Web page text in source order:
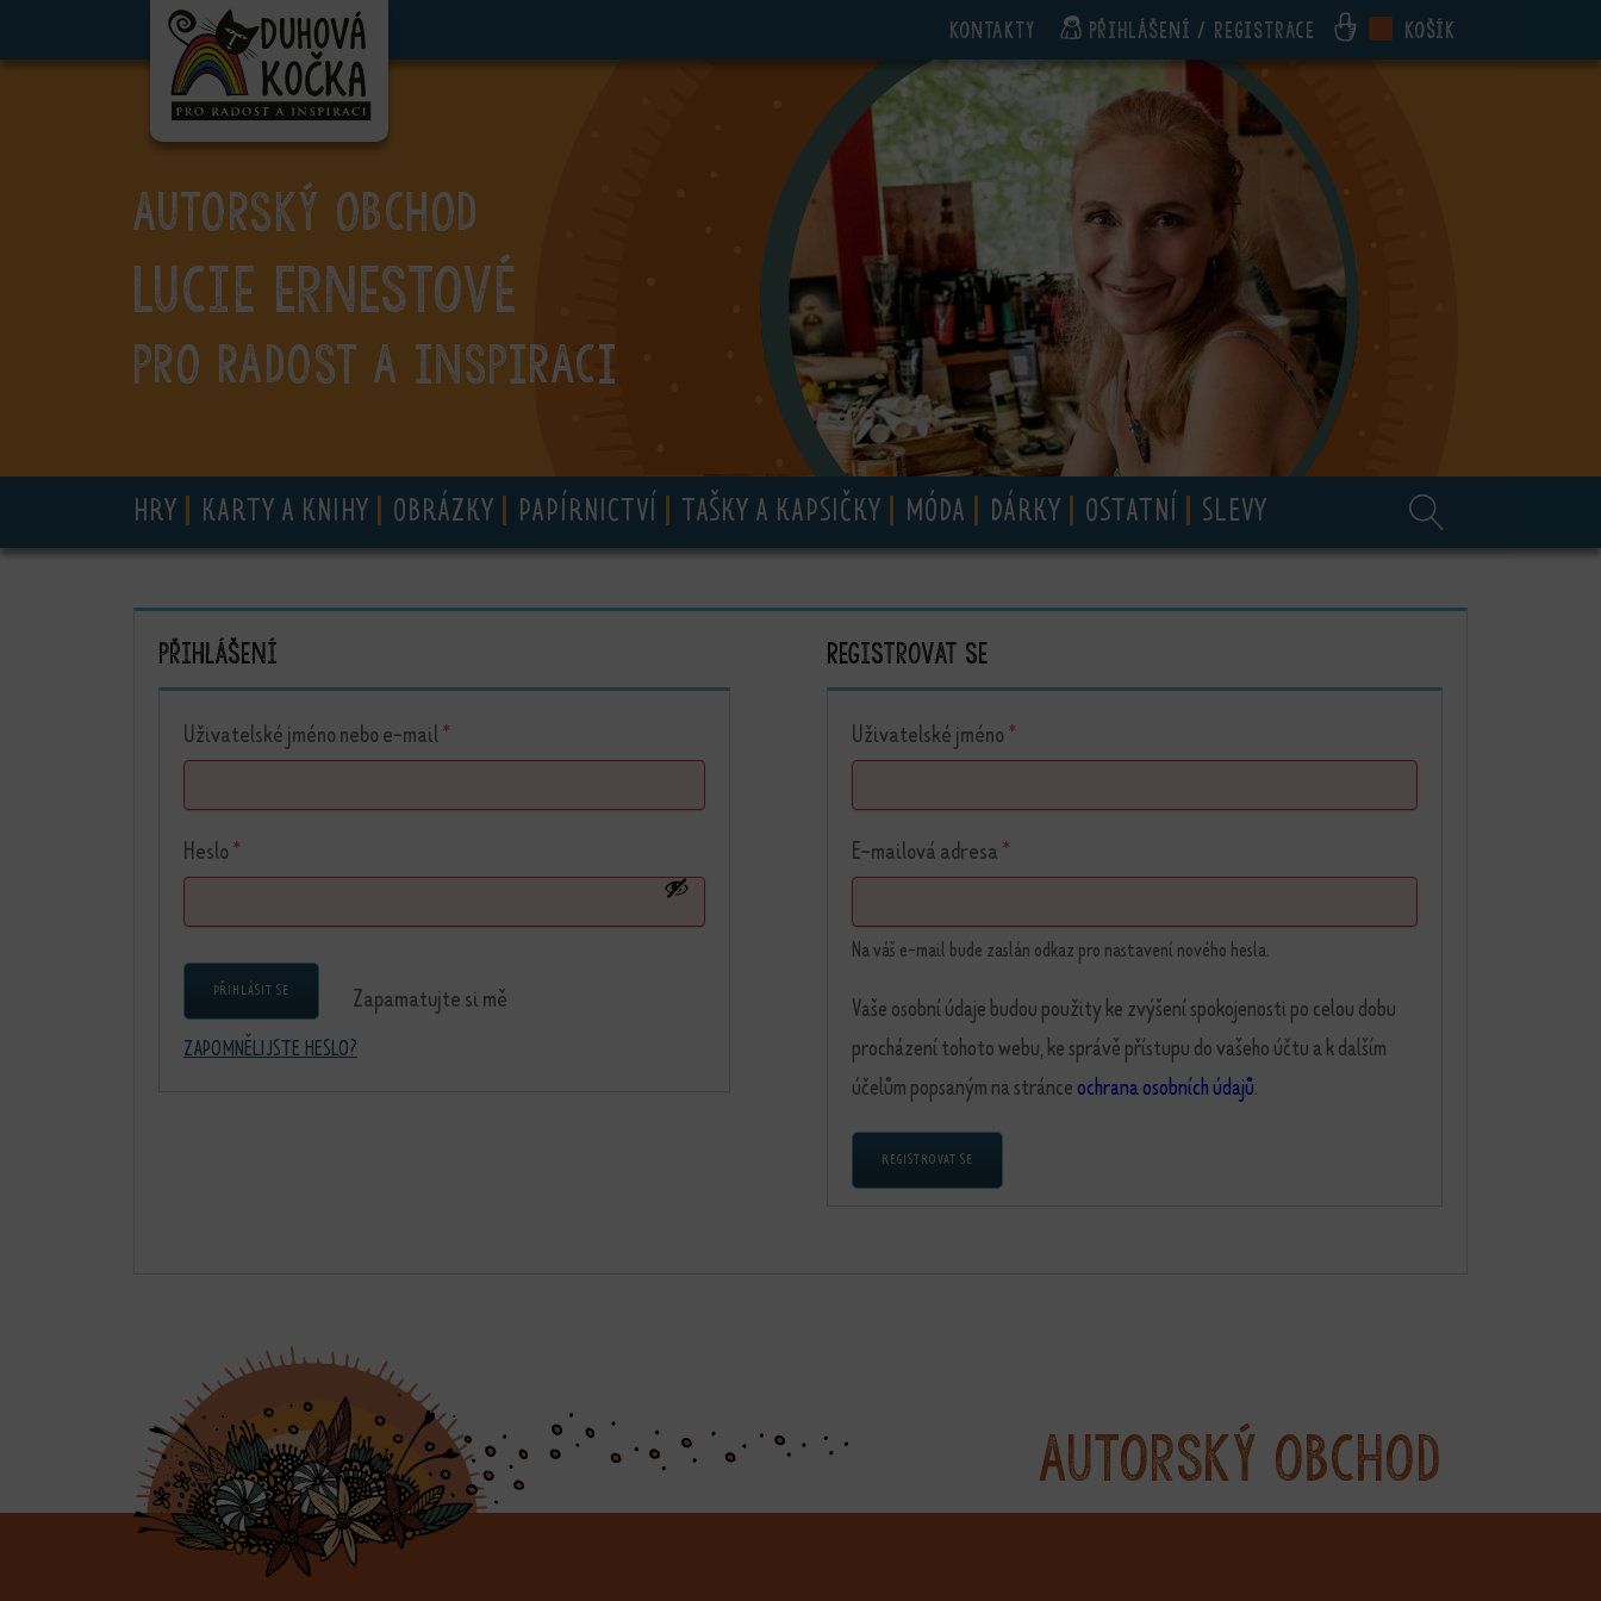
Kontakty Přihlášení / registrace Košík
AUTORSKÝ OBCHOD
Lucie Ernestové
PRO RADOST A INSPIRACI
HRY KARTY A KNIHY OBRÁZKY PAPÍRNICTVÍ TAŠKY A KAPSIČKY MÓDA DÁRKY OSTATNÍ SLEVY
Přihlášení
Uživatelské jméno nebo e-mail*
Heslo*
Zapamatujte si mě
PŘIHLÁSIT SE
ZAPOMNĚLI JSTE HESLO?
Registrovat se
Uživatelské jméno*Povinné
E-mailová adresa*Povinné
Na váš e-mail bude zaslán odkaz pro nastavení nového hesla.
Vaše osobní údaje budou použity ke zvýšení spokojenosti po celou dobu
procházení tohoto webu, ke správě přístupu do vašeho účtu a k dalším
účelům popsaným na stránce ochrana osobních údajů.
REGISTROVAT SE
Autorský obchod